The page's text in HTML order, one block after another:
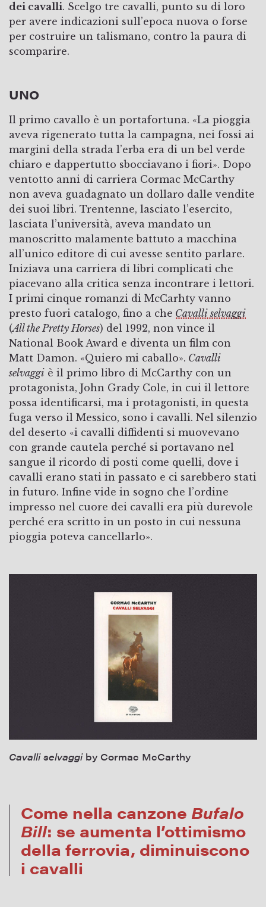
dei cavalli. Scelgo tre cavalli, punto su di loro
per avere indicazioni sull’epoca nuova o forse
per costruire un talismano, contro la paura di
scomparire.
UNO
Il primo cavallo è un portafortuna. «La pioggia
aveva rigenerato tutta la campagna, nei fossi ai
margini della strada l’erba era di un bel verde
chiaro e dappertutto sbocciavano i fiori». Dopo
ventotto anni di carriera Cormac McCarthy
non aveva guadagnato un dollaro dalle vendite
dei suoi libri. Trentenne, lasciato l’esercito,
lasciata l’università, aveva mandato un
manoscritto malamente battuto a macchina
all’unico editore di cui avesse sentito parlare.
Iniziava una carriera di libri complicati che
piacevano alla critica senza incontrare i lettori.
I primi cinque romanzi di McCarhty vanno
presto fuori catalogo, fino a che Cavalli selvaggi
(All the Pretty Horses) del 1992, non vince il
National Book Award e diventa un film con
Matt Damon. «Quiero mi caballo». Cavalli
selvaggi è il primo libro di McCarthy con un
protagonista, John Grady Cole, in cui il lettore
possa identificarsi, ma i protagonisti, in questa
fuga verso il Messico, sono i cavalli. Nel silenzio
del deserto «i cavalli diffidenti si muovevano
con grande cautela perché si portavano nel
sangue il ricordo di posti come quelli, dove i
cavalli erano stati in passato e ci sarebbero stati
in futuro. Infine vide in sogno che l’ordine
impresso nel cuore dei cavalli era più durevole
perché era scritto in un posto in cui nessuna
pioggia poteva cancellarlo».
Cavalli selvaggiby Cormac McCarthy
Come nella canzone Bufalo
Bill: se aumenta l’ottimismo
della ferrovia, diminuiscono
i cavalli